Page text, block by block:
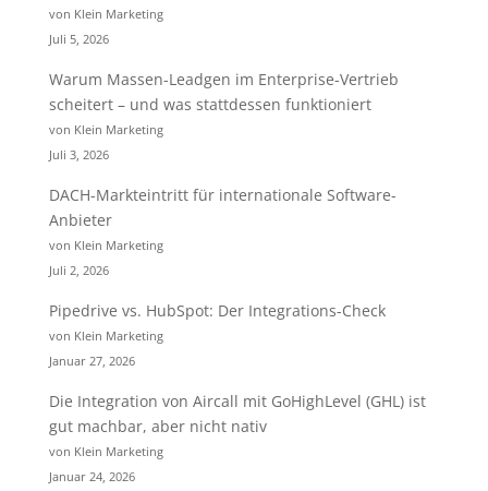
von Klein Marketing
Juli 5, 2026
Warum Massen-Leadgen im Enterprise-Vertrieb
scheitert – und was stattdessen funktioniert
von Klein Marketing
Juli 3, 2026
DACH-Markteintritt für internationale Software-
Anbieter
von Klein Marketing
Juli 2, 2026
Pipedrive vs. HubSpot: Der Integrations-Check
von Klein Marketing
Januar 27, 2026
Die Integration von Aircall mit GoHighLevel (GHL) ist
gut machbar, aber nicht nativ
von Klein Marketing
Januar 24, 2026